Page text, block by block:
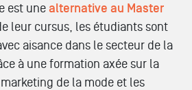
est une alternative au Master
leur cursus, les étudiants sont
aisance dans le secteur de la
à une formation axée sur la
de la mode et les